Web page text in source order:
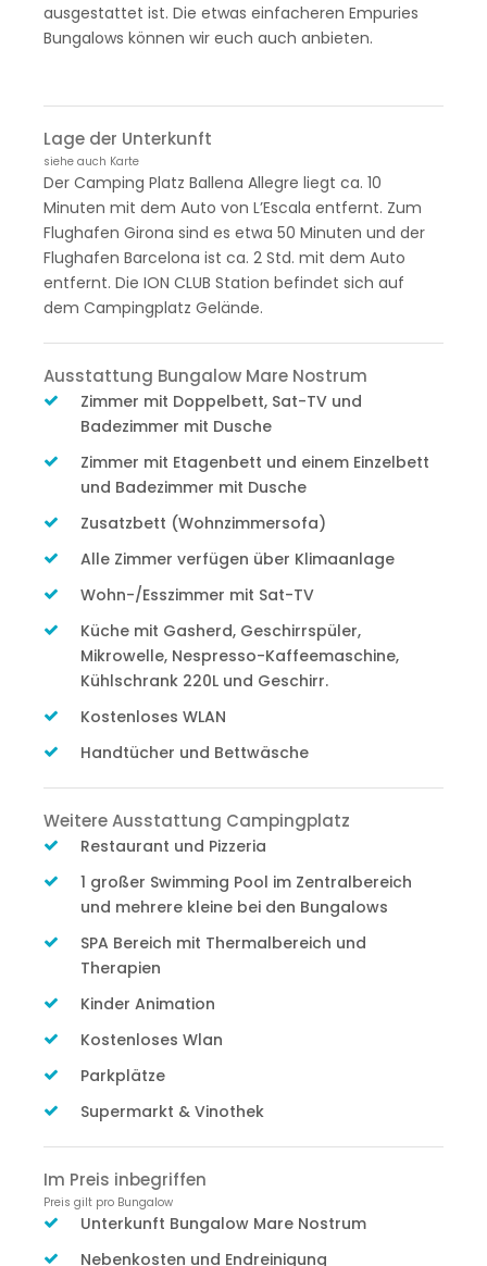
ausgestattet ist. Die etwas einfacheren Empuries
Bungalows können wir euch auch anbieten.
Lage der Unterkunft
siehe auch Karte
Der Camping Platz Ballena Allegre liegt ca. 10
Minuten mit dem Auto von L’Escala entfernt. Zum
Flughafen Girona sind es etwa 50 Minuten und der
Flughafen Barcelona ist ca. 2 Std. mit dem Auto
entfernt. Die ION CLUB Station befindet sich auf
dem Campingplatz Gelände.
Ausstattung Bungalow Mare Nostrum
Zimmer mit Doppelbett, Sat-TV und
Badezimmer mit Dusche
Zimmer mit Etagenbett und einem Einzelbett
und Badezimmer mit Dusche
Zusatzbett (Wohnzimmersofa)
Alle Zimmer verfügen über Klimaanlage
Wohn-/Esszimmer mit Sat-TV
Küche mit Gasherd, Geschirrspüler,
Mikrowelle, Nespresso-Kaffeemaschine,
Kühlschrank 220L und Geschirr.
Kostenloses WLAN
Handtücher und Bettwäsche
Weitere Ausstattung Campingplatz
Restaurant und Pizzeria
1 großer Swimming Pool im Zentralbereich
und mehrere kleine bei den Bungalows
SPA Bereich mit Thermalbereich und
Therapien
Kinder Animation
Kostenloses Wlan
Parkplätze
Supermarkt & Vinothek
Im Preis inbegriffen
Preis gilt pro Bungalow
Unterkunft Bungalow Mare Nostrum
Nebenkosten und Endreinigung